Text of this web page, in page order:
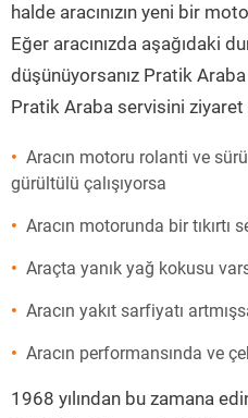
halde aracınızın yeni bir
Eğer aracınızda aşağıdaki
düşünüyorsanız Pratik
Pratik Araba servisini
Aracın motoru rolanti ve
gürültülü çalışıyorsa
Aracın motorunda bir tıkırtı
Araçta yanık yağ kokusu
Aracın yakıt sarfiyatı
Aracın performansında ve
1968 yılından bu zamana